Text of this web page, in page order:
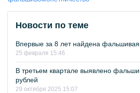
Новости по теме
Впервые за 8 лет найдена
25 февраля 15:46
В третьем квартале выявлено
рублей
29 октября 2025 15:07